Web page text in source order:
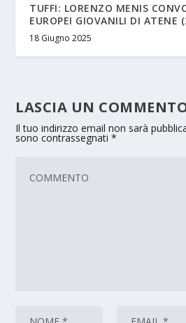
TUFFI: LORENZO MENIS
EUROPEI GIOVANILI DI ATENE
18 Giugno 2025
LASCIA UN
Il tuo indirizzo email non sarà
sono contrassegnati*